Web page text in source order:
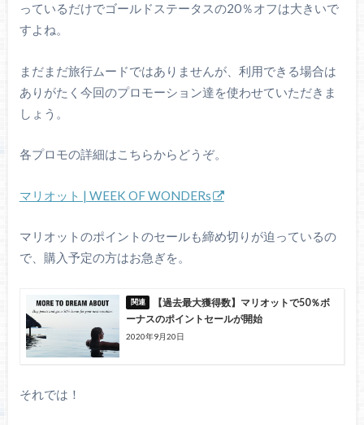
っているだけでゴールドステータスの20％オフは大きいで
すよね。
まだまだ旅行ムードではありませんが、利用できる場合は
ありがたく今回のプロモーション達を使わせていただきま
しょう。
各プロモの詳細はこちらからどうぞ。
マリオット | WEEK OF WONDERs
マリオットのポイントのセールも締め切りが迫っているの
で、購入予定の方はお急ぎを。
【過去最大獲得数】マリオットで50％ボ
ーナスのポイントセールが開始
2020年9月20日
それでは！